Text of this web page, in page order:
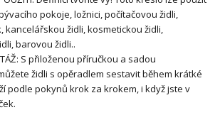
pokoje, ložnici, počítačovou židli,
kancelářskou židli, kosmetickou židli,
barovou židli..
S přiloženou příručkou a sadou
židli s opěradlem sestavit během krátké
podle pokynů krok za krokem, i když jste v